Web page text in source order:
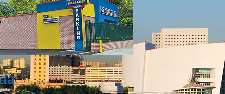
Llamenos Ya!
644-1800